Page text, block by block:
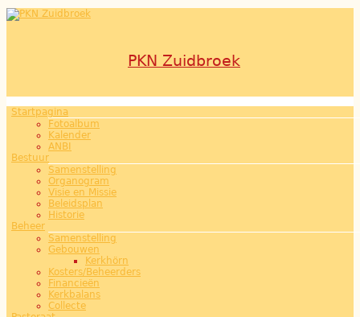
Overslaan en naar de inhoud gaan
PKN Zuidbroek
Hoofdmenu
Startpagina
Fotoalbum
Kalender
ANBI
Bestuur
Samenstelling
Organogram
Visie en Missie
Beleidsplan
Historie
Beheer
Samenstelling
Gebouwen
Kerkhörn
Kosters/Beheerders
Financieën
Kerkbalans
Collecte